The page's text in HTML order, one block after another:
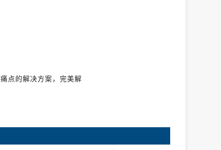
点的解决方案，完美解